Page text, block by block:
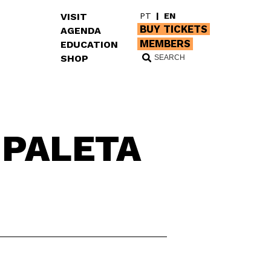
VISIT
AGENDA
EDUCATION
SHOP
PT | EN
BUY TICKETS
MEMBERS